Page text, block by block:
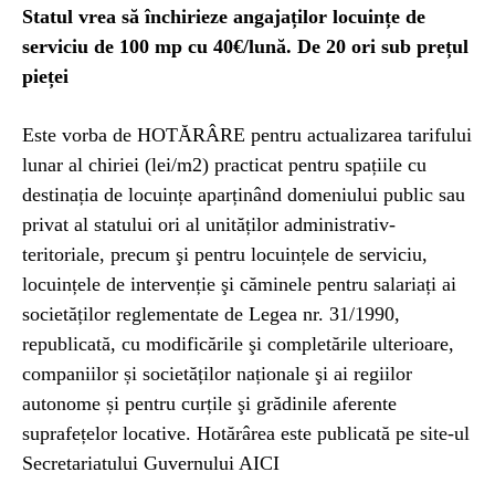
Statul vrea să închirieze angajaților locuințe de
serviciu de 100 mp cu 40€/lună. De 20 ori sub prețul
pieței
Este vorba de HOTĂRÂRE pentru actualizarea tarifului
lunar al chiriei (lei/m2) practicat pentru spațiile cu
destinația de locuințe aparținând domeniului public sau
privat al statului ori al unităților administrativ-
teritoriale, precum şi pentru locuințele de serviciu,
locuințele de intervenție şi căminele pentru salariați ai
societăților reglementate de Legea nr. 31/1990,
republicată, cu modificările şi completările ulterioare,
companiilor și societăților naționale şi ai regiilor
autonome și pentru curțile şi grădinile aferente
suprafețelor locative. Hotărârea este publicată pe site-ul
Secretariatului Guvernului AICI